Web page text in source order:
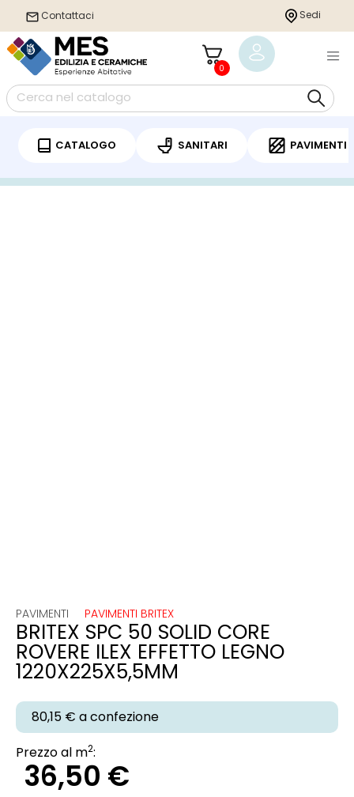
Contattaci Sedi
0
CATALOGO SANITARI PAVIMENTI
/Pavimenti/VINILICO SPC LVT/ BRITEX SPC 50 SOLID CORE ROVERE ILEX
PAVIMENTI PAVIMENTI BRITEX
BRITEX SPC 50 SOLID CORE
ROVERE ILEX EFFETTO LEGNO
1220X225X5,5MM
80,15 € a confezione
Prezzo al m2:
36,50 €